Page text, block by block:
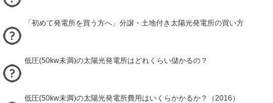
「初めて発電所を買う方へ」分譲・土地付き太陽光発電所の買い方
低圧(50kw未満)の太陽光発電所はどれくらい儲かるの？
低圧(50kw未満)の太陽光発電所費用はいくらかかるか？（2016）